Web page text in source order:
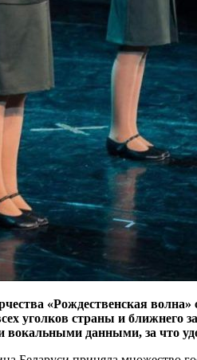
«Рождественская волна»
всех уголков страны и
вокальными данными, за что